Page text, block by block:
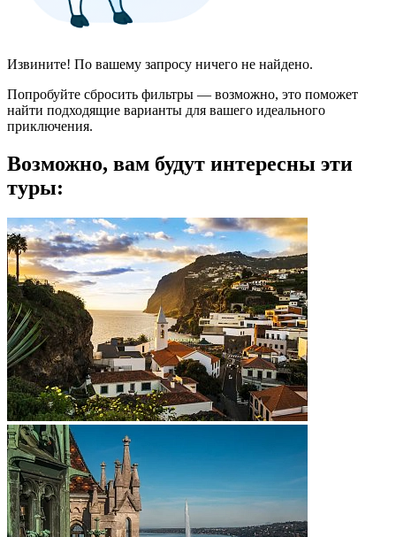
Извините! По вашему запросу ничего не найдено.
Попробуйте сбросить фильтры — возможно, это поможет
найти подходящие варианты для вашего идеального
приключения.
Возможно, вам будут интересны эти
туры: